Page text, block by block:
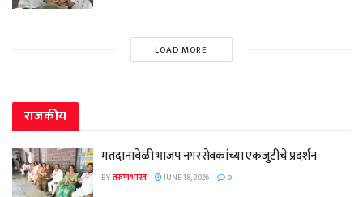
LOAD MORE
राजकीय
मतदानावेळी भाजप नगरसेवकांच्या एकजुटीचे प्रदर्शन
BYतरुण भारत JUNE 18, 2026 0